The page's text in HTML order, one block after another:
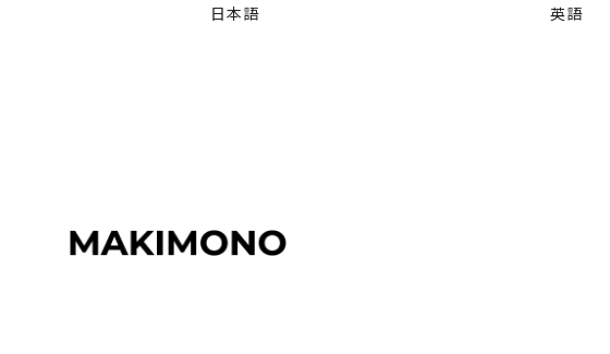
日本語 英語